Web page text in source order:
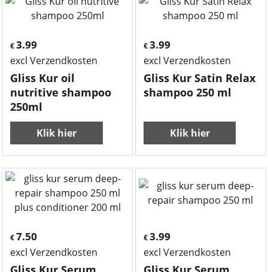
€ 3.99
excl Verzendkosten
Gliss Kur oil
nutritive shampoo
250ml
Klik hier
€3.99
excl Verzendkosten
Gliss Kur Satin Relax
shampoo 250 ml
Klik hier
€ 7.50
excl Verzendkosten
€3.99
excl Verzendkosten